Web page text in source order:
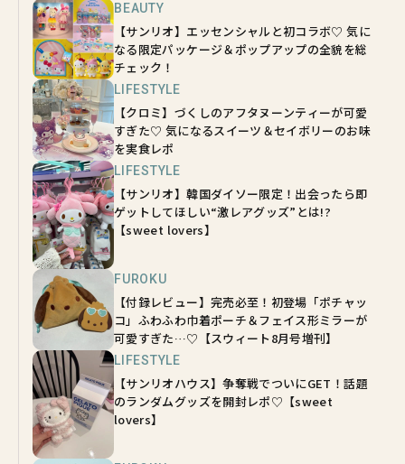
BEAUTY
【サンリオ】エッセンシャルと初コラボ♡ 気に
なる限定パッケージ＆ポップアップの全貌を総
チェック！
LIFESTYLE
【クロミ】づくしのアフタヌーンティーが可愛
すぎた♡ 気になるスイーツ＆セイボリーのお味
を実食レポ
LIFESTYLE
【サンリオ】韓国ダイソー限定！出会ったら即
ゲットしてほしい“激レアグッズ”とは!?
【sweet lovers】
FUROKU
【付録レビュー】完売必至！初登場「ポチャッ
コ」ふわふわ巾着ポーチ＆フェイス形ミラーが
可愛すぎた…♡【スウィート8月号増刊】
LIFESTYLE
【サンリオハウス】争奪戦でついにGET！話題
のランダムグッズを開封レポ♡【sweet
lovers】